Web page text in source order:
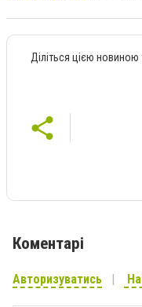
Діліться цією новиною
Коментарі
Авторизуватись